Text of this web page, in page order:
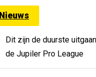
Nieuws
Dit zijn de duurste
de Jupiler Pro League